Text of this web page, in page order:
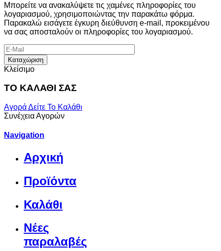
Μπορείτε να ανακαλύψετε τις χαμένες πληροφορίες του
λογαριασμού, χρησιμοποιώντας την παρακάτω φόρμα.
Παρακαλώ εισάγετε έγκυρη διεύθυνση e-mail, προκειμένου
να σας αποσταλούν οι πληροφορίες του λογαριασμού.
Καταχώριση
Κλείσιμο
ΤΟ ΚΑΛΑΘΙ ΣΑΣ
ΑγοράΔείτε Το Καλάθι
Συνέχεια Αγορών
Navigation
Αρχική
Προϊόντα
Καλάθι
Νέες
παραλαβές